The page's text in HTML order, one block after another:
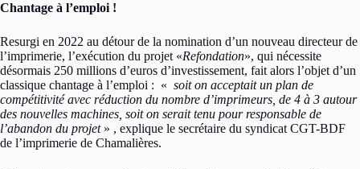
Chantage à l’emploi !
Resurgi en 2022 au détour de la nomination d’un nouveau directeur de
l’imprimerie, l’exécution du projet «Refondation», qui nécessite
désormais 250 millions d’euros d’investissement, fait alors l’objet d’un
classique chantage à l’emploi : « soit on acceptait un plan de
compétitivité avec réduction du nombre d’imprimeurs, de 4 à 3 autour
des nouvelles machines, soit on serait tenu pour responsable de
l’abandon du projet » , explique le secrétaire du syndicat CGT-BDF
de l’imprimerie de Chamalières.